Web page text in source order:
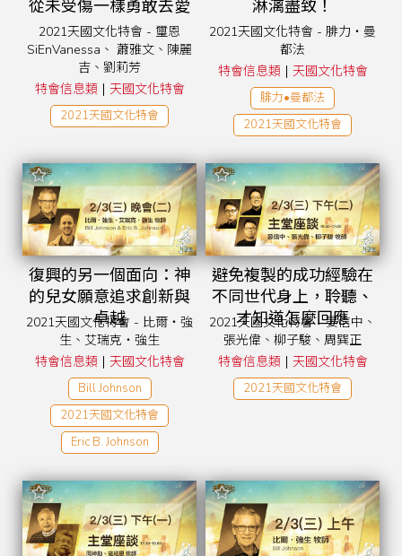
從未受傷一樣勇敢去愛
2021天國文化特會 - 璽恩
SiEnVanessa、 蕭雅文、陳麗
吉、劉莉芳
特會信息類 | 天國文化特會
2021天國文化特會
淋漓盡致！
2021天國文化特會 - 腓力‧曼
都法
特會信息類 | 天國文化特會
腓力•曼都法
2021天國文化特會
復興的另一個面向：神
的兒女願意追求創新與
卓越
2021天國文化特會 - 比爾‧強
生、艾瑞克‧強生
特會信息類 | 天國文化特會
Bill Johnson
2021天國文化特會
Eric B. Johnson
避免複製的成功經驗在
不同世代身上，聆聽、
才知道怎麼回應
2021天國文化特會 - 晏信中、
張光偉、柳子駿、周巽正
特會信息類 | 天國文化特會
2021天國文化特會